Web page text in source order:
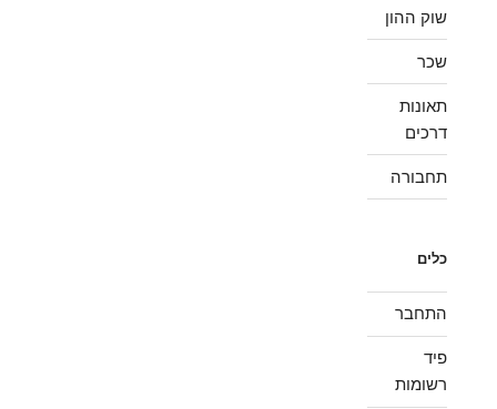
שוק ההון
שכר
תאונות
דרכים
תחבורה
כלים
התחבר
פיד
רשומות